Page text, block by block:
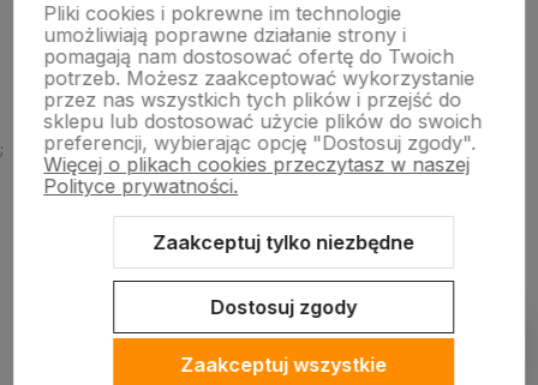
O firmie
;
Sklep internetowy Shoper Premium
Szablon Shoper Modern 3.0™
Pliki cookies i pokrewne im technologie
umożliwiają poprawne działanie strony i
pomagają nam dostosować ofertę do Twoich
potrzeb. Możesz zaakceptować wykorzystanie
przez nas wszystkich tych plików i przejść do
sklepu lub dostosować użycie plików do swoich
preferencji, wybierając opcję "Dostosuj zgody".
Więcej o plikach cookies przeczytasz w naszej
Polityce prywatności.
Zaakceptuj tylko niezbędne
Dostosuj zgody
Zaakceptuj wszystkie